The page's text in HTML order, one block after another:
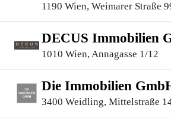
1190 Wien, Weimarer Straße
DECUS Immobilien
1010 Wien, Annagasse 1/12
Die Immobilien
3400 Weidling, Mittelstraße